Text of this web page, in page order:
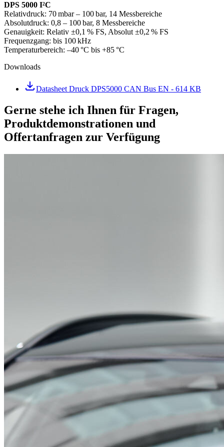
DPS 5000 I²C
Relativdruck: 70 mbar – 100 bar, 14 Messbereiche
Absolutdruck: 0,8 – 100 bar, 8 Messbereiche
Genauigkeit: Relativ ±0,1 % FS, Absolut ±0,2 % FS
Frequenzgang: bis 100 kHz
Temperaturbereich: –40 °C bis +85 °C
Downloads
Datasheet Druck DPS5000 CAN Bus EN - 614 KB
Gerne stehe ich Ihnen für Fragen,
Produktdemonstrationen und
Offertanfragen zur Verfügung